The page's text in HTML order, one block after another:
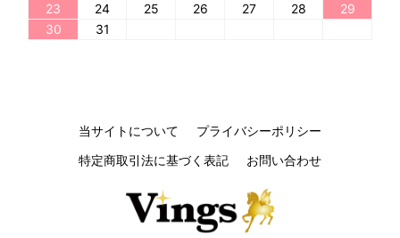
23
24 25 26 27 28
29
30
31
当サイトについて
プライバシーポリシー
特定商取引法に基づく表記
お問い合わせ